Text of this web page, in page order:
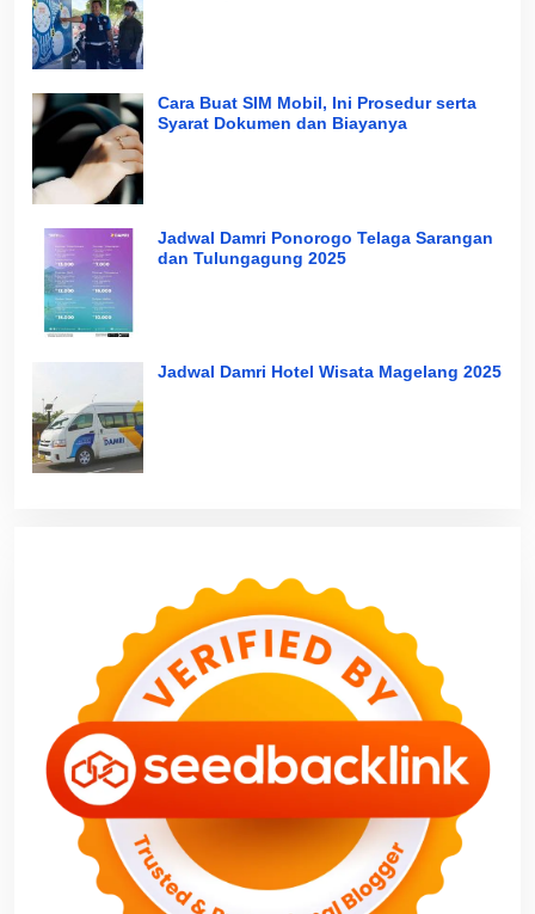
Cara Buat SIM Mobil, Ini Prosedur serta
Syarat Dokumen dan Biayanya
Jadwal Damri Ponorogo Telaga Sarangan
dan Tulungagung 2025
Jadwal Damri Hotel Wisata Magelang 2025